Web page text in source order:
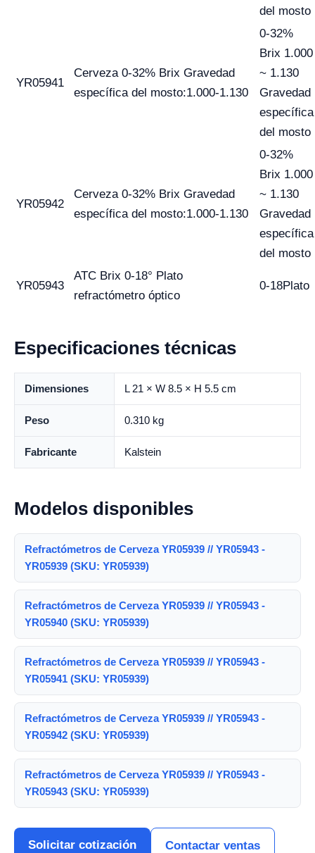
del mosto
YR05941
Cerveza 0-32% Brix Gravedad
específica del mosto:1.000-1.130
0-32%
Brix 1.000
~ 1.130
Gravedad
específica
del mosto
YR05942
Cerveza 0-32% Brix Gravedad
específica del mosto:1.000-1.130
0-32%
Brix 1.000
~ 1.130
Gravedad
específica
del mosto
YR05943
ATC Brix 0-18° Plato
refractómetro óptico
0-18Plato
Especificaciones técnicas
Dimensiones L 21 × W 8.5 × H 5.5 cm
Peso 0.310 kg
Fabricante Kalstein
Modelos disponibles
Refractómetros de Cerveza YR05939 // YR05943 -
YR05939 (SKU: YR05939)
Refractómetros de Cerveza YR05939 // YR05943 -
YR05940 (SKU: YR05939)
Refractómetros de Cerveza YR05939 // YR05943 -
YR05941 (SKU: YR05939)
Refractómetros de Cerveza YR05939 // YR05943 -
YR05942 (SKU: YR05939)
Refractómetros de Cerveza YR05939 // YR05943 -
YR05943 (SKU: YR05939)
Solicitar cotización Contactar ventas